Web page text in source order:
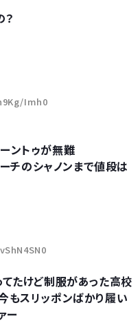
Imh0
ントゥが無難
チのシャノンまで値段は
てたけど制服があった高校
もスリッポンばかり履い
ー